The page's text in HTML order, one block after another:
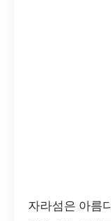
자라섬은 아름